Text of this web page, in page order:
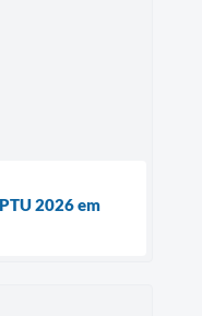
2026 em